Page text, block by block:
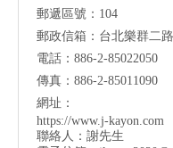
郵遞區號：104
郵政信箱：台北樂群二
電話：886-2-85022050
傳真：886-2-85011090
網址：
https://www.j-kayon.com
聯絡人：謝先生